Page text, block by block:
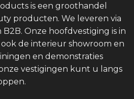
is een groothandel
producten. We leveren via
Onze hoofdvestiging is in
de interieur showroom en
en demonstraties
vestigingen kunt u langs